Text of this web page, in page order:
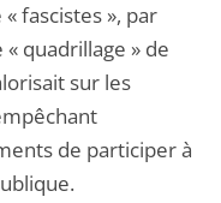
fascistes », par
quadrillage » de
sur les
de participer à